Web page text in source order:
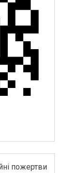
пожертви